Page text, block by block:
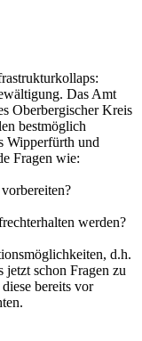
Das Amt
Oberbergischer Kreis
bestmöglich
Wipperfürth und
Fragen wie:
werden?
d.h.
jetzt schon Fragen zu
bereits vor